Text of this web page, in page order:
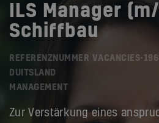
ILS Manager
Schiffbau
REFERENZNUMMER VACANCIES-
DUITSLAND
MANAGEMENT
Zur Verstärkung eines